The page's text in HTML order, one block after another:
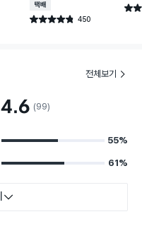
택배배송
별점 4.8점 450
건 작성
별점
전체보기
4.6 (99)
55%
61%